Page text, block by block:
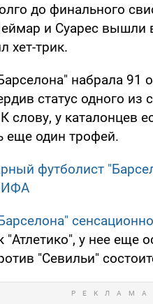
до финального
и Суарес вышли
хет-трик.
набрала 91
статус одного из
слову, у каталонцев
еще один трофей.
футболист
"Атлетико", у нее еще
"Севильи"